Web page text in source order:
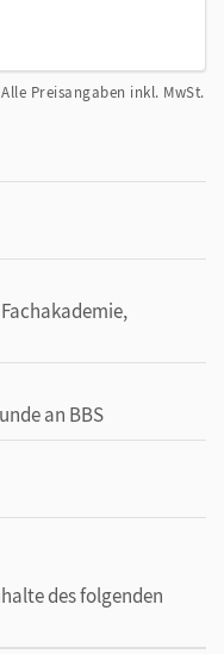
Alle Preisangaben inkl. MwSt.
an BBS
des folgenden